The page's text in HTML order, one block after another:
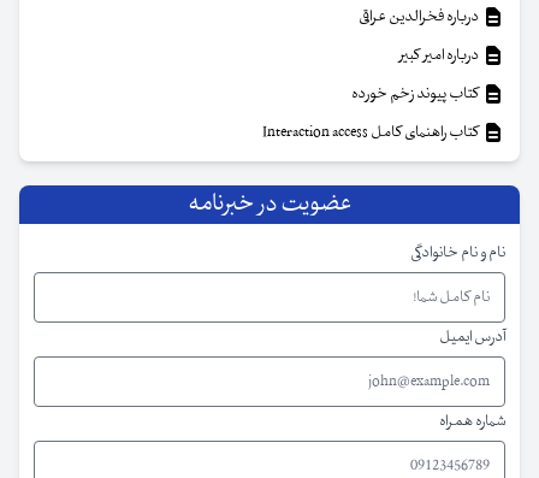
درباره فخرالدین عراقی
درباره امیر کبیر
کتاب پیوند زخم خورده
کتاب راهنمای کامل Interaction access
عضویت در خبرنامه
نام و نام خانوادگی
آدرس ایمیل
شماره همراه